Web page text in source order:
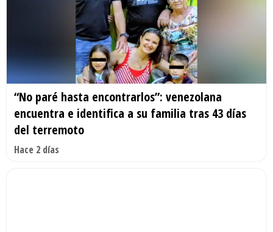
“No paré hasta encontrarlos”: venezolana
encuentra e identifica a su familia tras 43 días
del terremoto
Hace 2 días